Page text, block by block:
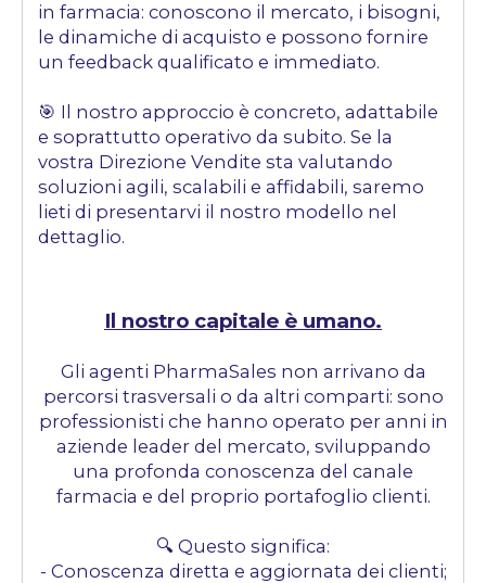
in farmacia: conoscono il mercato, i bisogni,
le dinamiche di acquisto e possono fornire
un feedback qualificato e immediato.
🎯 Il nostro approccio è concreto, adattabile
e soprattutto operativo da subito. Se la
vostra Direzione Vendite sta valutando
soluzioni agili, scalabili e affidabili, saremo
lieti di presentarvi il nostro modello nel
dettaglio.
Il nostro capitale è umano.
Gli agenti PharmaSales non arrivano da
percorsi trasversali o da altri comparti: sono
professionisti che hanno operato per anni in
aziende leader del mercato, sviluppando
una profonda conoscenza del canale
farmacia e del proprio portafoglio clienti.
🔍 Questo significa:
- Conoscenza diretta e aggiornata dei clienti;